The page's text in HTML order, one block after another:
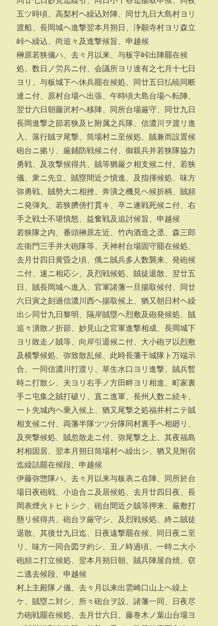
五ツ時頃、高梨村ヘ繰込対陣、同廿九日大島村ヨリ
渡船、長岡城ヘ進撃翌本月朔日、浄願寺村ヨリ森立
峠ヘ繰込、尚追々及進撃候旨、申越候
榊原若狭儀ハ、去々月以来、与板字峠出陣罷在候
処、数日ノ労兵ニ付、会議所ヨリ達有之七月十七日
ヨリ、与板城下ヘ休兵罷在候処、同廿五日払暁同断
達ニ付、原村台場ヘ出張、午時頃大島台場ヘ転陣、
翌廿六日朝藤沢村ヘ移陣、同所台場厳守、同廿九日
長岡進撃之節若狭及ヒ附属之兵隊、信濃川ヲ渡リ進
入、落行賊ヲ尾撃、筒場村ニ至候処、賊兼而設置候
砲台ニ拠リ、厳鋪防戦候ニ付、御親兵并若狭隊協力
勇戦、及攻撃候得共、賊等猶厳ク相支候ニ付、若狭
儀、衆ニ先立、賊塁間近ク憤進、及指揮候処、味方
弥勇戦、賊勢大ニ相挫、奔潰之機見ヘ候折柄、賊頻
ニ発弾丸、若狭臍傍打貫キ、卒ニ遂戦死候ニ付、右
手之戦士不堪憤怒、益奮戦及追討候旨、申越候
若狭隊之内、番頭榊原左近、竹内酒造之丞、森三郎
左衛門三手并大砲隊等、天神村台場固守罷在候処、
去月廿四日黄昏之頃、俄ニ賊兵多人数襲来、発砲候
ニ付、速ニ相応シ、及烈戦候処、賊徒退散、翌廿五
日、賊長岡城ヘ進入、官軍諸藩一旦揚取候付、同廿
六日寅之刻過信濃川西ヘ揚取候上、猶又朝日村ヘ繰
出シ同廿九日黎明、隔岸賊塁ヘ烈敷及砲発候処、賊
追々潰散ノ折節、妙見山之官軍進撃相成、長岡城下
ヨリ敗走ノ賊等、向岸引退候ニ付、大小砲ヲ以烈敷
及横撃候処、弥致散乱候、此時長藩干城隊ト万端示
合、一同信濃川打渡リ、草生水口ヨリ進撃、賊兵暫
時ニ打散シ、夫ヨリ右手ノ方田畔ヨリ相進、町家裏
手ニ屯集之賊打破リ、直ニ進軍、長州人数ニ続キ、
一ト先城内ヘ乗入候上、猶又尾撃之処福井村ニテ賊
相支候ニ付、両藩半隊ツツ分隊同村裏手ヘ相廻リ、
及夾撃候処、賊忽散走ニ付、弥尾撃之上、其夜福島
村相固居、翌本月朔日筒場村ヘ繰出シ、猶又見附宿
迄繰詰罷在候段、申越候
伊藤弥惣隊ハ、去々月以来与板表ニ在陣、同所於台
場日夜砲戦、小迫合ニ及居候処、去月廿四日夜、長
岡表煙火トヒトシク、砲台間近ク賊等押来、厳敷打
懸リ候得共、砲台ヲ厳守シ、及烈戦候処、終ニ賊徒
退散、其後廿九日迄、日夜遠撃罷在候、同日夜ニ至
リ、味方一同合図ヲ約シ、丑ノ時過頃、一時ニ大小
砲頻ニ打立候処、翌本月朔日朝、賊兵陣屋自焼、窃
ニ逃去候段、申越候
村上主殿隊ノ儀、去々月以来出雲崎口山上ヘ繰上
ケ、賊塁ニ対シ、所々砲台ヲ設、諸藩一同、日夜尽
力砲戦罷在候処、去月廿六日、藤巻木ノ葉山台場ヨ